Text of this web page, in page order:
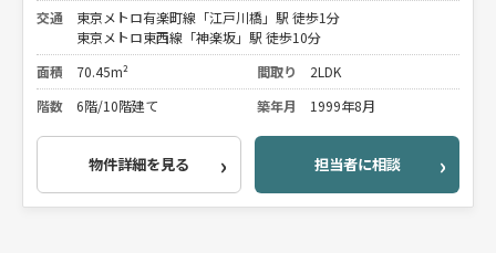
交通
東京メトロ有楽町線「江戸川橋」駅 徒歩1分
東京メトロ東西線「神楽坂」駅 徒歩10分
面積
70.45m² 間取り
2LDK
階数
6階/10階建て 築年月 1999年8月
物件詳細を見る 担当者に相談